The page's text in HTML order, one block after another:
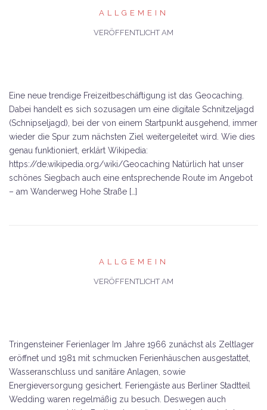
ALLGEMEIN
VERÖFFENTLICHT AM
Eine neue trendige Freizeitbeschäftigung ist das Geocaching.
Dabei handelt es sich sozusagen um eine digitale Schnitzeljagd
(Schnipseljagd), bei der von einem Startpunkt ausgehend, immer
wieder die Spur zum nächsten Ziel weitergeleitet wird. Wie dies
genau funktioniert, erklärt Wikipedia:
https://de.wikipedia.org/wiki/Geocaching Natürlich hat unser
schönes Siegbach auch eine entsprechende Route im Angebot
– am Wanderweg Hohe Straße […]
ALLGEMEIN
VERÖFFENTLICHT AM
Tringensteiner Ferienlager Im Jahre 1966 zunächst als Zeltlager
eröffnet und 1981 mit schmucken Ferienhäuschen ausgestattet,
Wasseranschluss und sanitäre Anlagen, sowie
Energieversorgung gesichert. Feriengäste aus Berliner Stadtteil
Wedding waren regelmäßig zu besuch. Deswegen auch